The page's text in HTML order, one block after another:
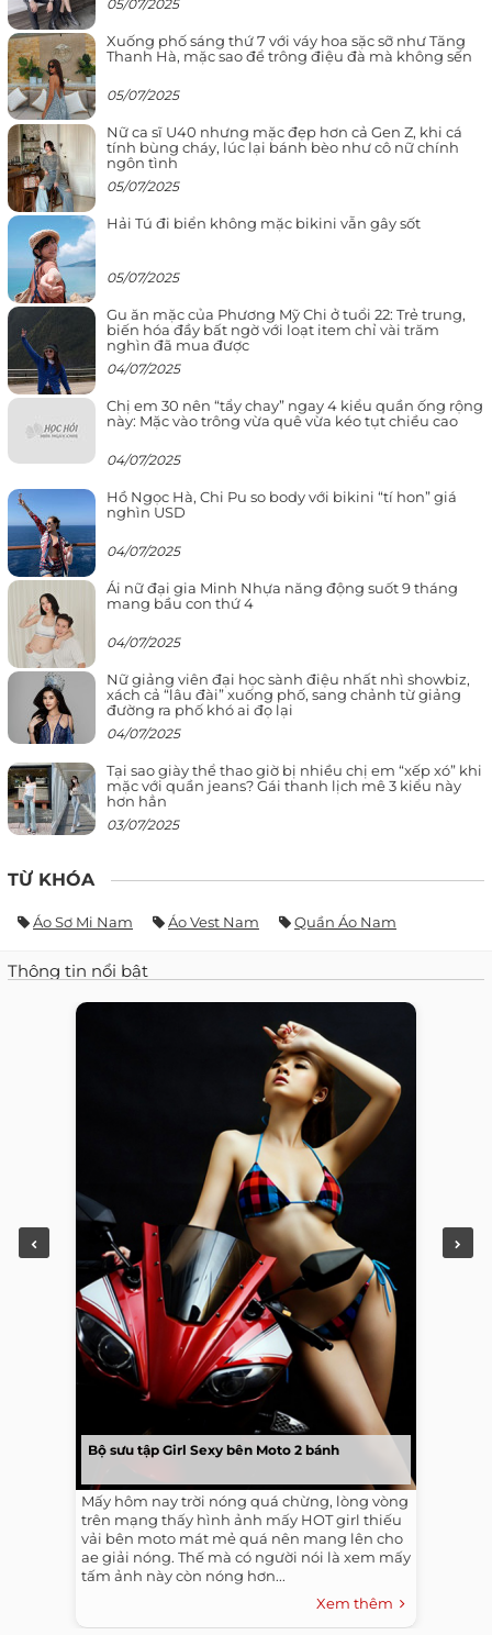
05/07/2025
Xuống phố sáng thứ 7 với váy hoa sặc sỡ như Tăng
Thanh Hà, mặc sao để trông điệu đà mà không sến
05/07/2025
Nữ ca sĩ U40 nhưng mặc đẹp hơn cả Gen Z, khi cá
tính bùng cháy, lúc lại bánh bèo như cô nữ chính
ngôn tình
05/07/2025
Hải Tú đi biển không mặc bikini vẫn gây sốt
05/07/2025
Gu ăn mặc của Phương Mỹ Chi ở tuổi 22: Trẻ trung,
biến hóa đầy bất ngờ với loạt item chỉ vài trăm
nghìn đã mua được
04/07/2025
Chị em 30 nên “tẩy chay” ngay 4 kiểu quần ống rộng
này: Mặc vào trông vừa quê vừa kéo tụt chiều cao
04/07/2025
Hồ Ngọc Hà, Chi Pu so body với bikini “tí hon” giá
nghìn USD
04/07/2025
Ái nữ đại gia Minh Nhựa năng động suốt 9 tháng
mang bầu con thứ 4
04/07/2025
Nữ giảng viên đại học sành điệu nhất nhì showbiz,
xách cả “lâu đài” xuống phố, sang chảnh từ giảng
đường ra phố khó ai đọ lại
04/07/2025
Tại sao giày thể thao giờ bị nhiều chị em “xếp xó” khi
mặc với quần jeans? Gái thanh lịch mê 3 kiểu này
hơn hẳn
03/07/2025
TỪ KHÓA
Áo Sơ Mi Nam Áo Vest Nam Quần Áo Nam
Thông tin nổi bật
Bộ sưu tập Girl Sexy bên Moto 2 bánh
Mấy hôm nay trời nóng quá chừng, lòng vòng
trên mạng thấy hình ảnh mấy HOT girl thiếu
vải bên moto mát mẻ quá nên mang lên cho
ae giải nóng. Thế mà có người nói là xem mấy
tấm ảnh này còn nóng hơn...
Xem thêm